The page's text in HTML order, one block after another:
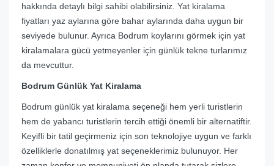
hakkında detaylı bilgi sahibi olabilirsiniz. Yat kiralama
fiyatları yaz aylarına göre bahar aylarında daha uygun bir
seviyede bulunur. Ayrıca Bodrum koylarını görmek için yat
kiralamalara gücü yetmeyenler için günlük tekne turlarımız
da mevcuttur.
Bodrum Günlük Yat Kiralama
Bodrum günlük yat kiralama seçeneği hem yerli turistlerin
hem de yabancı turistlerin tercih ettiği önemli bir alternatiftir.
Keyifli bir tatil geçirmeniz için son teknolojiye uygun ve farklı
özelliklerle donatılmış yat seçeneklerimiz bulunuyor. Her